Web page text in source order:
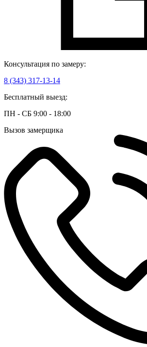
Консультация по замеру:
8 (343) 317-13-14
Бесплатный выезд:
ПН - СБ 9:00 - 18:00
Вызов замерщика